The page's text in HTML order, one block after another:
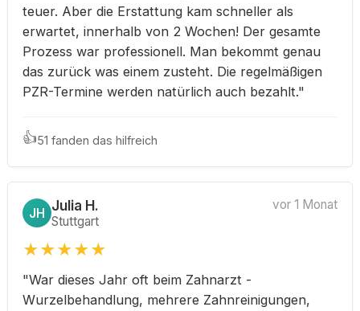
teuer. Aber die Erstattung kam schneller als
erwartet, innerhalb von 2 Wochen! Der gesamte
Prozess war professionell. Man bekommt genau
das zurück was einem zusteht. Die regelmäßigen
PZR-Termine werden natürlich auch bezahlt."
👍51 fanden das hilfreich
JH Julia H.
Stuttgart
vor 1 Monat
★★★★★
"War dieses Jahr oft beim Zahnarzt -
Wurzelbehandlung, mehrere Zahnreinigungen,